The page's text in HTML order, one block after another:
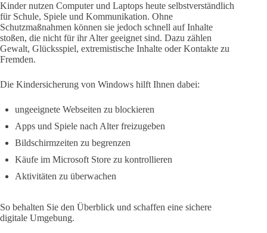
Kinder nutzen Computer und Laptops heute selbstverständlich
für Schule, Spiele und Kommunikation. Ohne
Schutzmaßnahmen können sie jedoch schnell auf Inhalte
stoßen, die nicht für ihr Alter geeignet sind. Dazu zählen
Gewalt, Glücksspiel, extremistische Inhalte oder Kontakte zu
Fremden.
Die Kindersicherung von Windows hilft Ihnen dabei:
ungeeignete Webseiten zu blockieren
Apps und Spiele nach Alter freizugeben
Bildschirmzeiten zu begrenzen
Käufe im Microsoft Store zu kontrollieren
Aktivitäten zu überwachen
So behalten Sie den Überblick und schaffen eine sichere
digitale Umgebung.